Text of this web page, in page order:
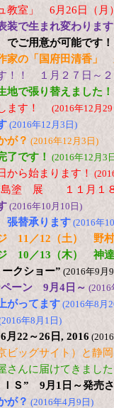
教室」 6月26日（
装で生まれ変わりま
ご用意が可能です！
家の「国府田清香
！！ １月２７日～
地で張り替えました！
ます！ (2016年12月
(2016年12月3日)
が？ (2016年12月3日)
了です！ (2016年12月3
ら始まります！
塗 展 １１月１８
(2016年10月10日)
張替承ります(2016年
11／12（土） 野
10／13（木） 神
クショー” (2016年9月
ペーン 9月4日～ (2016
がってます (2016年8月
年8月1日)
22～26日, 2016
ビッグサイト）と静
さんに届けてきまし
Ｓ” 9月1日～発売
が？ (2016年4月9日)